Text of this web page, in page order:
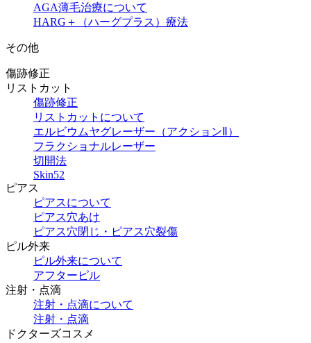
AGA薄毛治療について
HARG＋（ハーグプラス）療法
その他
傷跡修正
リストカット
傷跡修正
リストカットについて
エルビウムヤグレーザー（アクションⅡ）
フラクショナルレーザー
切開法
Skin52
ピアス
ピアスについて
ピアス穴あけ
ピアス穴閉じ・ピアス穴裂傷
ピル外来
ピル外来について
アフターピル
注射・点滴
注射・点滴について
注射・点滴
ドクターズコスメ